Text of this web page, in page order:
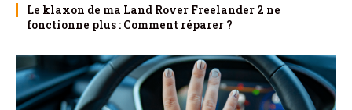
Le klaxon de ma Land Rover Freelander 2 ne
fonctionne plus : Comment réparer ?